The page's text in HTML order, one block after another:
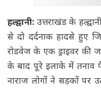
हल्द्वानी: उत्तराखंड के
से दो दर्दनाक हादसे हुए
रोडवेज के एक ड्राइवर की
के बाद पूरे इलाके में तनाव
नाराज लोगों ने सड़कों पर